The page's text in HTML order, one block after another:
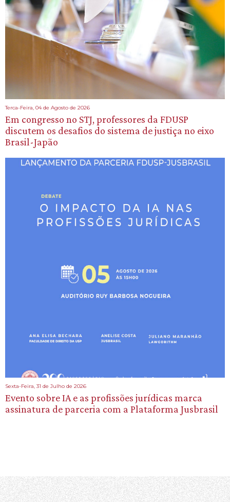
Terca-Feira, 04 de Agosto de 2026
Em congresso no STJ, professores da FDUSP
discutem os desafios do sistema de justiça no eixo
Brasil-Japão
Sexta-Feira, 31 de Julho de 2026
Evento sobre IA e as profissões jurídicas marca
assinatura de parceria com a Plataforma Jusbrasil